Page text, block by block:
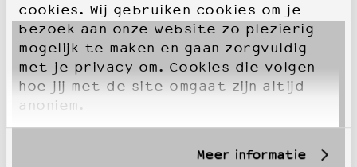
cookies. Wij gebruiken cookies om je
bezoek aan onze website zo plezierig
mogelijk te maken en gaan zorgvuldig
met je privacy om. Cookies die volgen
hoe jij met de site omgaat zijn altijd
anoniem.
Meer informatie